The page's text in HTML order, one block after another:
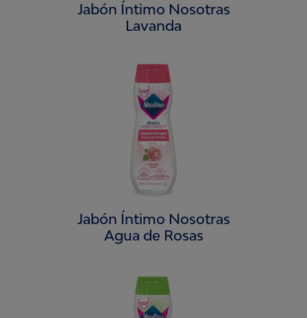
Jabón Íntimo Nosotras
Lavanda
Jabón Íntimo Nosotras
Agua de Rosas